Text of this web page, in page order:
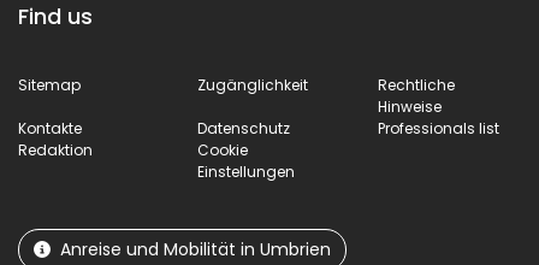
Find us
Sitemap Zugänglichkeit
Rechtliche
Hinweise
Kontakte
Datenschutz
Professionals list
Redaktion
Cookie
Einstellungen
Anreise und Mobilität in Umbrien